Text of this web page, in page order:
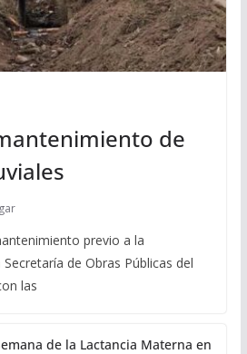
de
previo a la
de Obras Públicas del
las
de la Lactancia Materna en